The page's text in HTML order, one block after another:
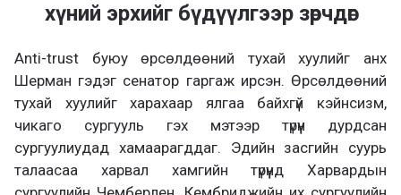
хүний эрхийг бүдүүлгээр зөрчдөг
Anti-trust буюу өрсөлдөөний тухай хуулийг анх
Шерман гэдэг сенатор гаргаж ирсэн. Өрсөлдөөний
тухай хуулийг харахаар ялгаа байхгүй кэйнсизм,
чикаго сургууль гэх мэтээр түрүүн дурдсан
сургуулиудад хамаарагддаг. Эдийн засгийн суурь
талаасаа харвал хамгийн түрүүнд Харвардын